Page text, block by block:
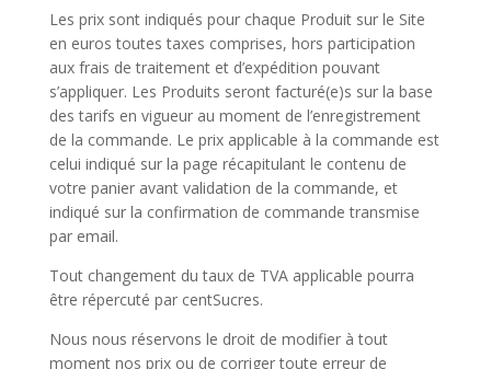
Les prix sont indiqués pour chaque Produit sur le Site
en euros toutes taxes comprises, hors participation
aux frais de traitement et d’expédition pouvant
s’appliquer. Les Produits seront facturé(e)s sur la base
des tarifs en vigueur au moment de l’enregistrement
de la commande. Le prix applicable à la commande est
celui indiqué sur la page récapitulant le contenu de
votre panier avant validation de la commande, et
indiqué sur la confirmation de commande transmise
par email.
Tout changement du taux de TVA applicable pourra
être répercuté par centSucres.
Nous nous réservons le droit de modifier à tout
moment nos prix ou de corriger toute erreur de